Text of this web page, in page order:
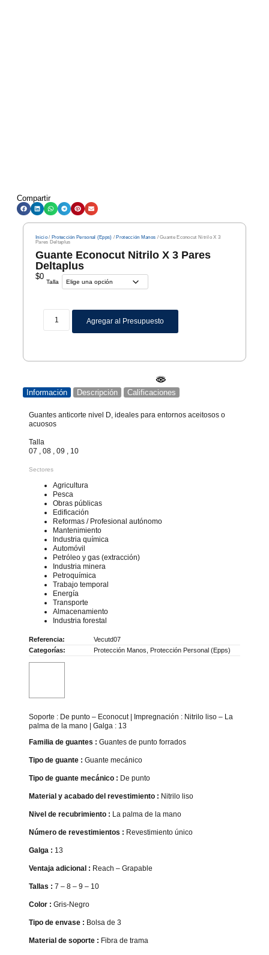
Compartir
Inicio/ Protección Personal (Epps) / Protección Manos / Guante Econocut Nitrilo X 3
Pares Deltaplus
Guante Econocut Nitrilo X 3 Pares
Deltaplus
$0
Talla
Agregar al Presupuesto
Información Descripción Calificaciones
Guantes anticorte nivel D, ideales para entornos aceitosos o
acuosos
Talla
07 , 08 , 09 , 10
Sectores
Agricultura
Pesca
Obras públicas
Edificación
Reformas / Profesional autónomo
Mantenimiento
Industria química
Automóvil
Petróleo y gas (extracción)
Industria minera
Petroquímica
Trabajo temporal
Energía
Transporte
Almacenamiento
Industria forestal
Referencia:
Vecutd07
Categorías:
Protección Manos Protección Personal (Epps)
Soporte : De punto – Econocut | Impregnación : Nitrilo liso – La
palma de la mano | Galga : 13
Familia de guantes : Guantes de punto forrados
Tipo de guante : Guante mecánico
Tipo de guante mecánico : De punto
Material y acabado del revestimiento : Nitrilo liso
Nivel de recubrimiento : La palma de la mano
Número de revestimientos : Revestimiento único
Galga : 13
Ventaja adicional : Reach – Grapable
Tallas : 7 – 8 – 9 – 10
Color : Gris-Negro
Tipo de envase : Bolsa de 3
Material de soporte : Fibra de trama